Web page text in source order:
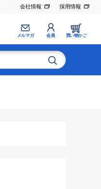
会社情報 採用情報
メルマガ 会員 買い物かご